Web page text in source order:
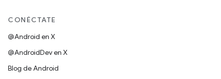
CONÉCTATE
@Android en X
@AndroidDev en X
Blog de Android